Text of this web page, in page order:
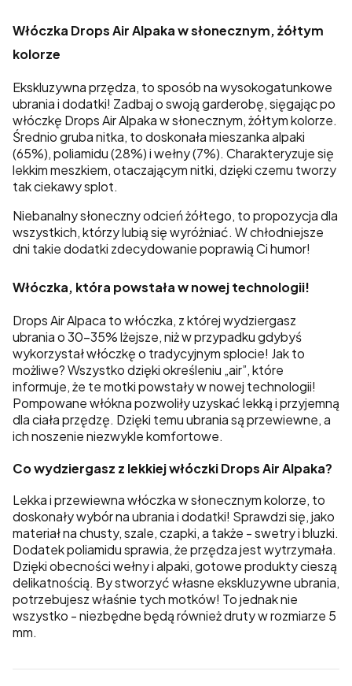
Włóczka Drops Air Alpaka w słonecznym, żółtym
kolorze
Ekskluzywna przędza, to sposób na wysokogatunkowe
ubrania i dodatki! Zadbaj o swoją garderobę, sięgając po
włóczkę Drops Air Alpaka w słonecznym, żółtym kolorze.
Średnio gruba nitka, to doskonała mieszanka alpaki
(65%), poliamidu (28%) i wełny (7%). Charakteryzuje się
lekkim meszkiem, otaczającym nitki, dzięki czemu tworzy
tak ciekawy splot.
Niebanalny słoneczny odcień żółtego, to propozycja dla
wszystkich, którzy lubią się wyróżniać. W chłodniejsze
dni takie dodatki zdecydowanie poprawią Ci humor!
Włóczka, która powstała w nowej technologii!
Drops Air Alpaca to włóczka, z której wydziergasz
ubrania o 30-35% lżejsze, niż w przypadku gdybyś
wykorzystał włóczkę o tradycyjnym splocie! Jak to
możliwe? Wszystko dzięki określeniu „air”, które
informuje, że te motki powstały w nowej technologii!
Pompowane włókna pozwoliły uzyskać lekką i przyjemną
dla ciała przędzę. Dzięki temu ubrania są przewiewne, a
ich noszenie niezwykle komfortowe.
Co wydziergasz z lekkiej włóczki Drops Air Alpaka?
Lekka i przewiewna włóczka w słonecznym kolorze, to
doskonały wybór na ubrania i dodatki! Sprawdzi się, jako
materiał na chusty, szale, czapki, a także - swetry i bluzki.
Dodatek poliamidu sprawia, że przędza jest wytrzymała.
Dzięki obecności wełny i alpaki, gotowe produkty cieszą
delikatnością. By stworzyć własne ekskluzywne ubrania,
potrzebujesz właśnie tych motków! To jednak nie
wszystko - niezbędne będą również druty w rozmiarze 5
mm.